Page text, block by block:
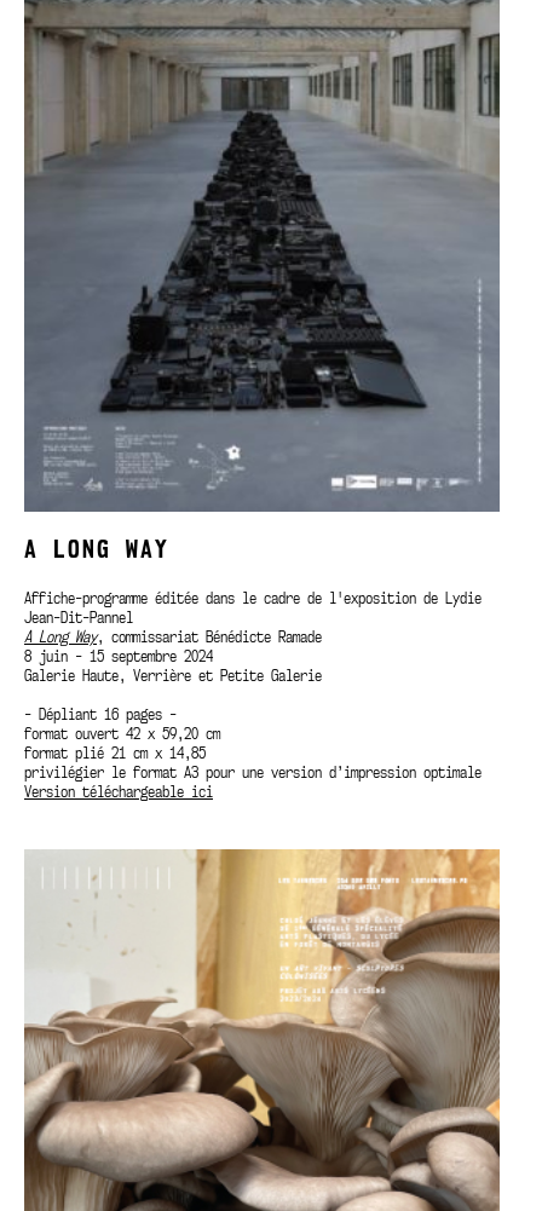
A LONG WAY
Affiche-programme éditée dans le cadre de l'exposition de Lydie
Jean-Dit-Pannel
A Long Way, commissariat Bénédicte Ramade
8 juin - 15 septembre 2024
Galerie Haute, Verrière et Petite Galerie
- Dépliant 16 pages -
format ouvert 42 x 59,20 cm
format plié 21 cm x 14,85
privilégier le format A3 pour une version d’impression optimale
Version téléchargeable ici